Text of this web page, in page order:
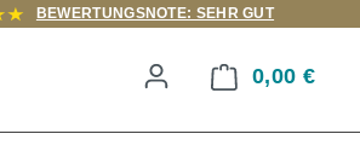
BEWERTUNGSNOTE: SEHR GUT
0,00 €